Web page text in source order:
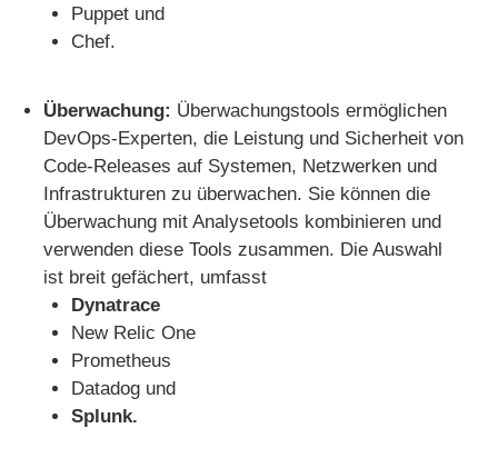
Puppet und
Chef.
Überwachung: Überwachungstools ermöglichen
DevOps-Experten, die Leistung und Sicherheit von
Code-Releases auf Systemen, Netzwerken und
Infrastrukturen zu überwachen. Sie können die
Überwachung mit Analysetools kombinieren und
verwenden diese Tools zusammen. Die Auswahl
ist breit gefächert, umfasst
Dynatrace
New Relic One
Prometheus
Datadog und
Splunk.